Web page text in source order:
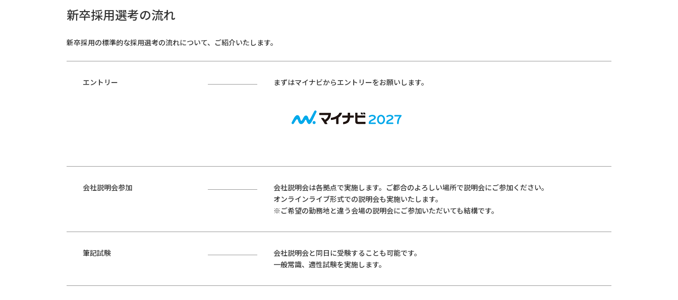
新卒採用選考の流れ
新卒採用の標準的な採用選考の流れについて、ご紹介いたします。
エントリー まずはマイナビからエントリーをお願いします。
会社説明会参加
会社説明会は各拠点で実施します。ご都合のよろしい場所で説明会にご参加ください。
オンラインライブ形式での説明会も実施いたします。
※ご希望の勤務地と違う会場の説明会にご参加いただいても結構です。
筆記試験
会社説明会と同日に受験することも可能です。
一般常識、適性試験を実施します。